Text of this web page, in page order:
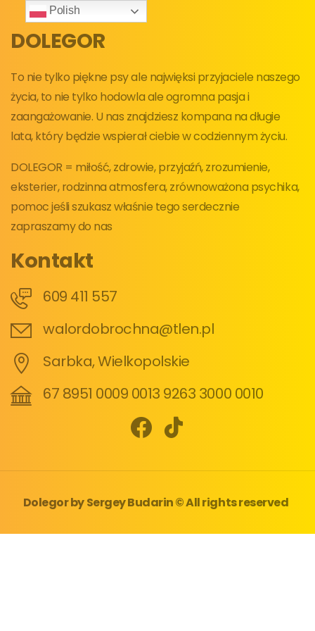
content
DOLEGOR
To nie tylko piękne psy ale najwięksi przyjaciele naszego
życia, to nie tylko hodowla ale ogromna pasja i
zaangażowanie. U nas znajdziesz kompana na długie
lata, który będzie wspierał ciebie w codziennym życiu.
DOLEGOR = miłość, zdrowie, przyjaźń, zrozumienie,
eksterier, rodzinna atmosfera, zrównoważona psychika,
pomoc jeśli szukasz właśnie tego serdecznie
zapraszamy do nas
Kontakt
609 411 557
walordobrochna@tlen.pl
Sarbka, Wielkopolskie
67 8951 0009 0013 9263 3000 0010
DolegorbySergey Budarin© All rights reserved
Polish